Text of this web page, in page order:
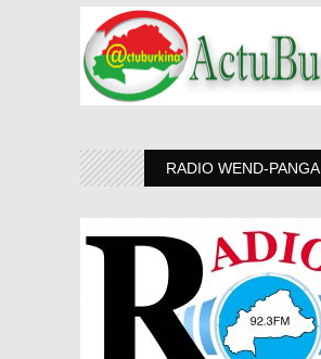
RADIO WEND-PANGA